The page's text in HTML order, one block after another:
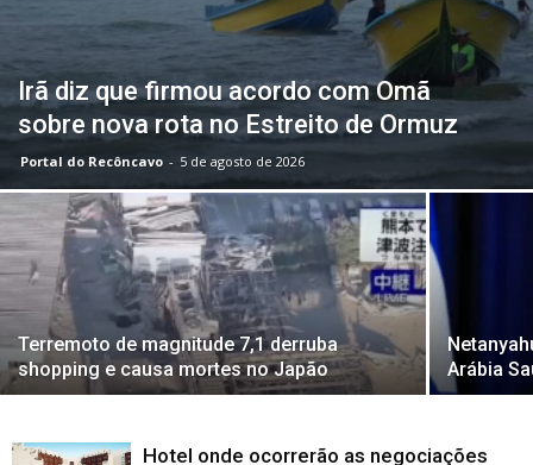
Irã diz que firmou acordo com Omã
sobre nova rota no Estreito de Ormuz
Portal do Recôncavo - 5 de agosto de 2026
Terremoto de magnitude 7,1 derruba
shopping e causa mortes no Japão
Arábia
Hotel onde ocorrerão as negociações